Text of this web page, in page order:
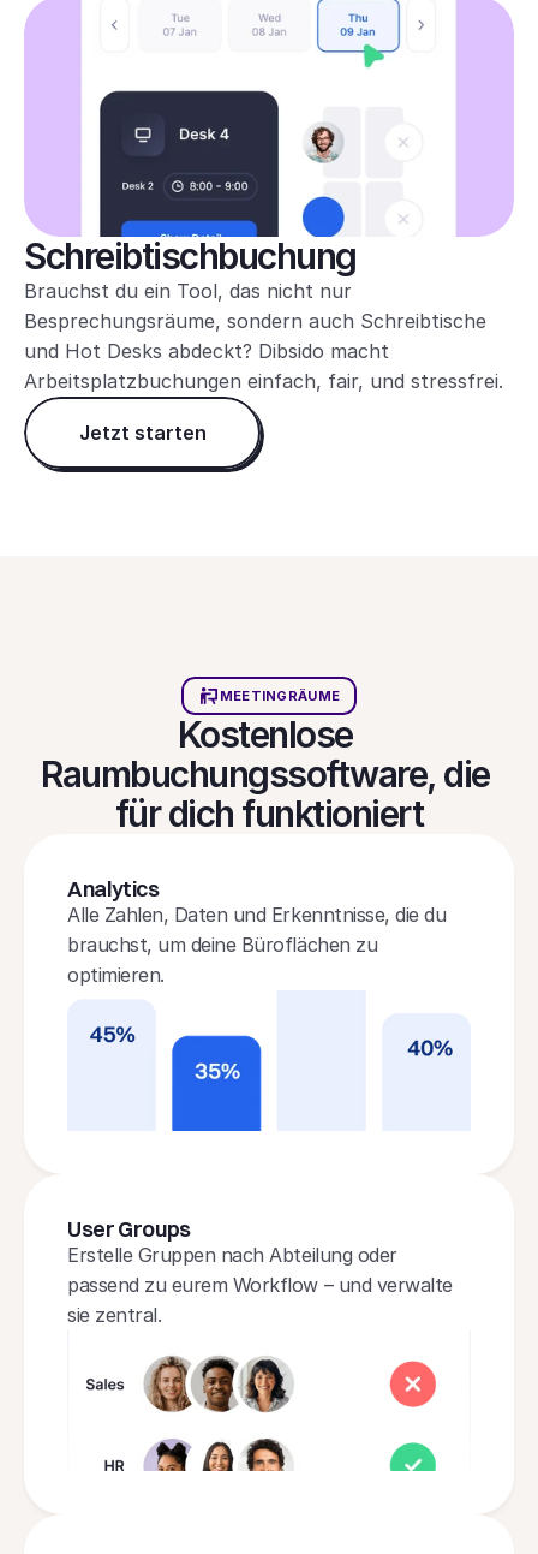
Schreibtischbuchung
Brauchst du ein Tool, das nicht nur
Besprechungsräume, sondern auch Schreibtische
und Hot Desks abdeckt? Dibsido macht
Arbeitsplatzbuchungen einfach, fair, und stressfrei.
Jetzt starten
MEETINGRÄUME
Kostenlose
Raumbuchungssoftware, die
für dich funktioniert
Analyt﻿ics
Alle Zahlen, Daten und Erkenntnisse, die du
brauchst, um deine Büroflächen zu
optimieren.
User Groups
Erstelle Gruppen nach Abteilung oder
passend zu eurem Workflow – und verwalte
sie zentral.